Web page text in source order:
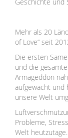
Geschichte und
Mehr als 20
of Love“ seit
Die ersten
und die
Armageddon
aufgewacht und
unsere Welt
Probleme,
Welt heutzutage.